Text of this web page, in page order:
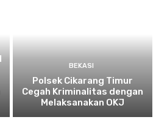
BEKASI
Polsek Cikarang Timur
Cegah Kriminalitas dengan
Melaksanakan OKJ